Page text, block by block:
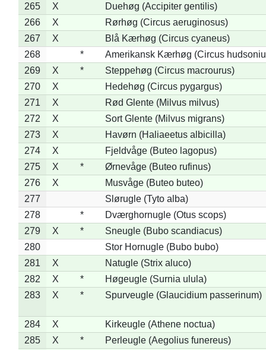
265
X
Duehøg (Accipiter gentilis)
266
X
Rørhøg (Circus aeruginosus)
267
X
Blå Kærhøg (Circus cyaneus)
268
*
Amerikansk Kærhøg (Circus
269
X *
Steppehøg (Circus macrourus)
270
X
Hedehøg (Circus pygargus)
271
X
Rød Glente (Milvus milvus)
272
X
Sort Glente (Milvus migrans)
273
X
Havørn (Haliaeetus albicilla)
274
X
Fjeldvåge (Buteo lagopus)
275
X *
Ørnevåge (Buteo rufinus)
276
X
Musvåge (Buteo buteo)
277
Slørugle (Tyto alba)
278
*
Dværghornugle (Otus scops)
279
X *
Sneugle (Bubo scandiacus)
280
Stor Hornugle (Bubo bubo)
281
X
Natugle (Strix aluco)
282
X *
Høgeugle (Surnia ulula)
283
X * Spurveugle (Glaucidium passerinum)
284 X
Kirkeugle (Athene noctua)
285
X *
Perleugle (Aegolius funereus)